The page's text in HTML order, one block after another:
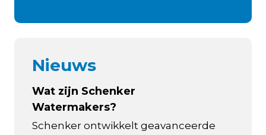
Nieuws
Wat zijn Schenker
Watermakers?
Schenker ontwikkelt geavanceerde